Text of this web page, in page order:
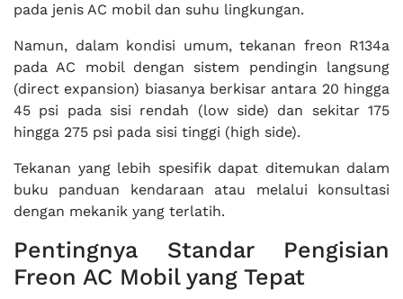
pada jenis AC mobil dan suhu lingkungan.
Namun, dalam kondisi umum, tekanan freon R134a
pada AC mobil dengan sistem pendingin langsung
(direct expansion) biasanya berkisar antara 20 hingga
45 psi pada sisi rendah (low side) dan sekitar 175
hingga 275 psi pada sisi tinggi (high side).
Tekanan yang lebih spesifik dapat ditemukan dalam
buku panduan kendaraan atau melalui konsultasi
dengan mekanik yang terlatih.
Pentingnya Standar Pengisian
Freon AC Mobil yang Tepat